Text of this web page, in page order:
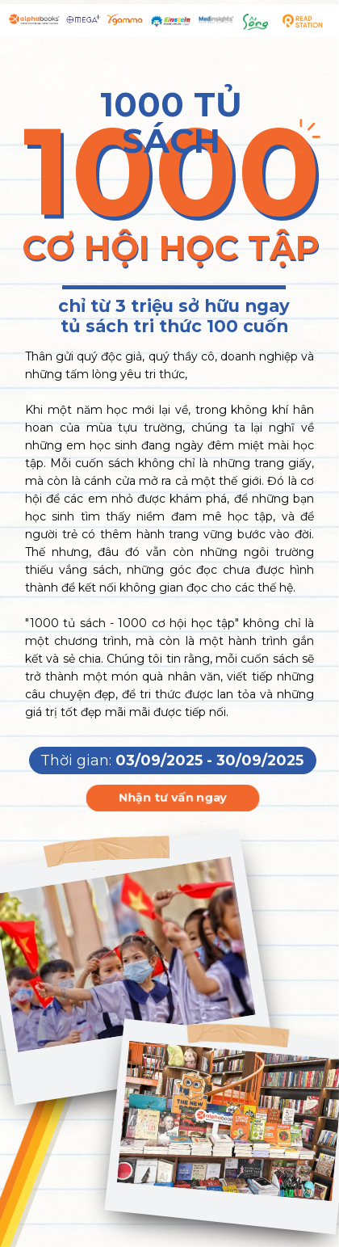
Nhận tư vấn ngay
Thời gian: 03/09/2025 - 30/09/2025
Thân gửi quý độc giả, quý thầy cô, doanh nghiệp và
những tấm lòng yêu tri thức,
Khi một năm học mới lại về, trong không khí hân
hoan của mùa tựu trường, chúng ta lại nghĩ về
những em học sinh đang ngày đêm miệt mài học
tập. Mỗi cuốn sách không chỉ là những trang giấy,
mà còn là cánh cửa mở ra cả một thế giới. Đó là cơ
hội để các em nhỏ được khám phá, để những bạn
học sinh tìm thấy niềm đam mê học tập, và để
người trẻ có thêm hành trang vững bước vào đời.
Thế nhưng, đâu đó vẫn còn những ngôi trường
thiếu vắng sách, những góc đọc chưa được hình
thành để kết nối không gian đọc cho các thế hệ.
"1000 tủ sách - 1000 cơ hội học tập" không chỉ là
một chương trình, mà còn là một hành trình gắn
kết và sẻ chia. Chúng tôi tin rằng, mỗi cuốn sách sẽ
trở thành một món quà nhân văn, viết tiếp những
câu chuyện đẹp, để tri thức được lan tỏa và những
giá trị tốt đẹp mãi mãi được tiếp nối.
chỉ từ 3 triệu sở hữu ngay
tủ sách tri thức 100 cuốn
1000
1000 TỦ
SÁCH
CƠ HỘI HỌC TẬP